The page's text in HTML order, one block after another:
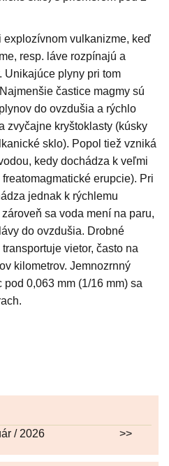
vulkanizme, keď
, resp. láve rozpínajú a
Unikajúce plyny pri tom
častice magmy sú
do ovzdušia a rýchlo
zvyčajne kryštoklasty (kúsky
sklo). Popol tiež vzniká
kedy dochádza k veľmi
erupcie). Pri
jednak k rýchlemu
sa voda mení na paru,
do ovzdušia. Drobné
vietor, často na
kilometrov. Jemnozrnný
0,063 mm (1/16 mm) sa
/ 2026 >>